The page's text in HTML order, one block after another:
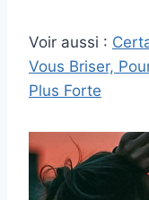
Voir aussi :
Vous Briser,
Plus Forte